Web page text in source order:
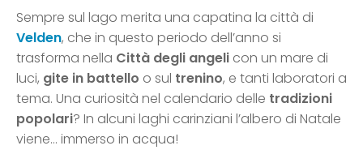
Sempre sul lago merita una capatina la città di
Velden, che in questo periodo dell’anno si
trasforma nella Città degli angeli con un mare di
luci, gite in battello o sul trenino, e tanti laboratori a
tema. Una curiosità nel calendario delle tradizioni
popolari? In alcuni laghi carinziani l’albero di Natale
viene… immerso in acqua!